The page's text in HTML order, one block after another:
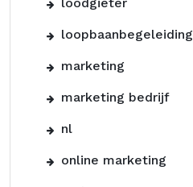
loopbaanbegeleiding
marketing
marketing bedrijf
nl
online marketing